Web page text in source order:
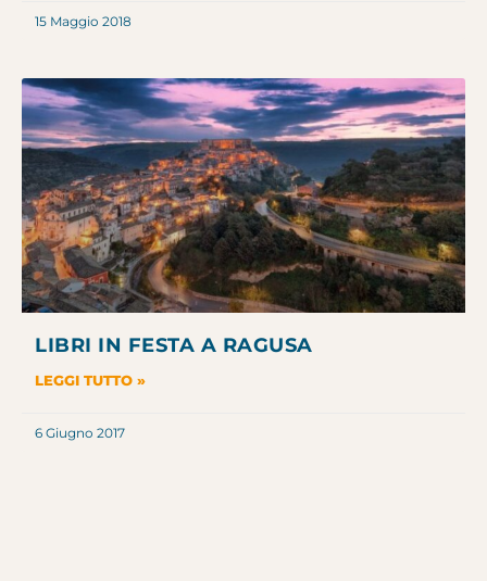
15 Maggio 2018
LIBRI IN FESTA A RAGUSA
LEGGI TUTTO »
6 Giugno 2017